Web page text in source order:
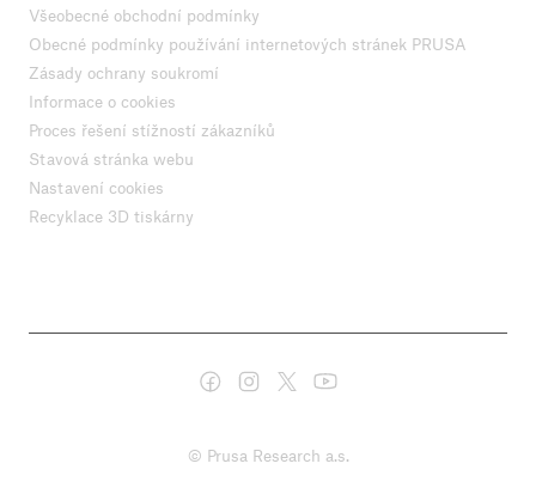
Všeobecné obchodní podmínky
Obecné podmínky používání internetových stránek PRUSA
Zásady ochrany soukromí
Informace o cookies
Proces řešení stížností zákazníků
Stavová stránka webu
Nastavení cookies
Recyklace 3D tiskárny
© Prusa Research a.s.